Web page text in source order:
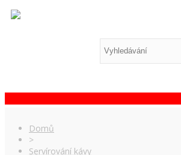
Domů
>
Servírování kávy